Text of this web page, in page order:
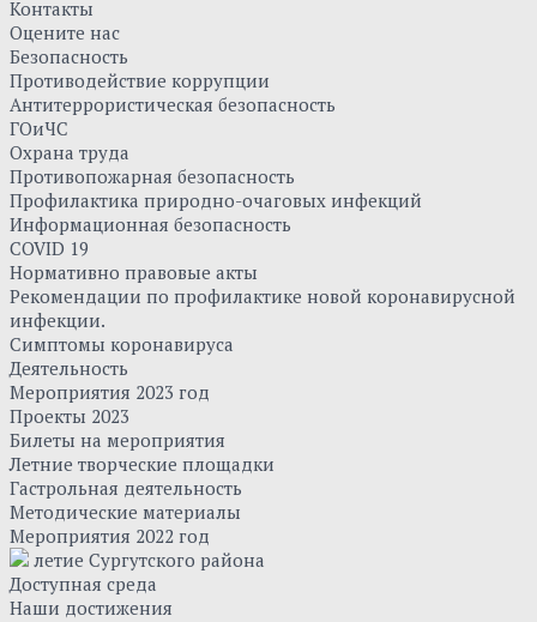
Контакты
Оцените нас
Безопасность
Противодействие коррупции
Антитеррористическая безопасность
ГОиЧС
Охрана труда
Противопожарная безопасность
Профилактика природно-очаговых инфекций
Информационная безопасность
COVID 19
Нормативно правовые акты
Рекомендации по профилактике новой коронавирусной
инфекции.
Симптомы коронавируса
Деятельность
Мероприятия 2023 год
Проекты 2023
Билеты на мероприятия
Летние творческие площадки
Гастрольная деятельность
Методические материалы
Мероприятия 2022 год
летие Сургутского района
Доступная среда
Наши достижения